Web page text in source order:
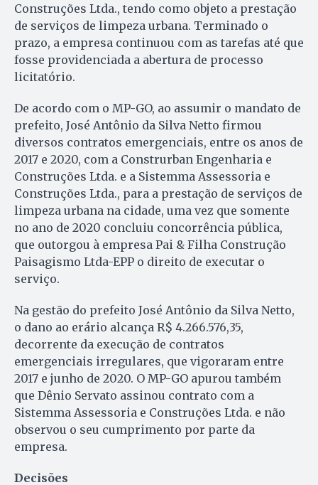
Construções Ltda., tendo como objeto a prestação
de serviços de limpeza urbana. Terminado o
prazo, a empresa continuou com as tarefas até que
fosse providenciada a abertura de processo
licitatório.
De acordo com o MP-GO, ao assumir o mandato de
prefeito, José Antônio da Silva Netto firmou
diversos contratos emergenciais, entre os anos de
2017 e 2020, com a Construrban Engenharia e
Construções Ltda. e a Sistemma Assessoria e
Construções Ltda., para a prestação de serviços de
limpeza urbana na cidade, uma vez que somente
no ano de 2020 concluiu concorrência pública,
que outorgou à empresa Pai & Filha Construção
Paisagismo Ltda-EPP o direito de executar o
serviço.
Na gestão do prefeito José Antônio da Silva Netto,
o dano ao erário alcança R$ 4.266.576,35,
decorrente da execução de contratos
emergenciais irregulares, que vigoraram entre
2017 e junho de 2020. O MP-GO apurou também
que Dênio Servato assinou contrato com a
Sistemma Assessoria e Construções Ltda. e não
observou o seu cumprimento por parte da
empresa.
Decisões